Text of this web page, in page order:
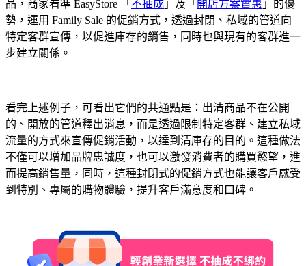
品，商家看準 EasyStore 「 不抽成 」及「 開店方案實惠 」的優
勢，運用 Family Sale 的促銷方式，透過封閉、私域的管道向
特定客群宣傳，以促進庫存的銷售，同時也與現有的客群進一
步建立關係。
看完上述例子，可看出它們的共通點是：出清商品不在公開
的、開放的管道釋出消息，而是透過限制特定客群、建立私域
流量的方式來宣傳促銷活動，以達到清庫存的目的。這種做法
不僅可以增加品牌忠誠度，也可以激發消費者的購買慾望，進
而提高銷售量，同時，這種封閉式的促銷方式也能讓客戶感受
到特別、專屬的購物體驗，提升客戶滿意度和口碑。